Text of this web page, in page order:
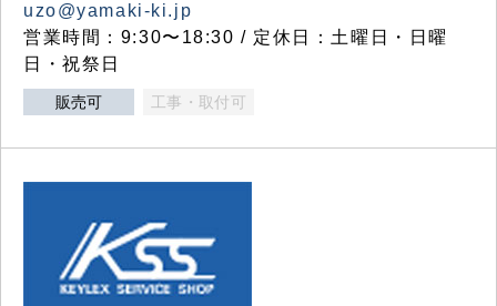
uzo@yamaki-ki.jp
営業時間：9:30〜18:30 / 定休日：土曜日・日曜
日・祝祭日
販売可 工事・取付可